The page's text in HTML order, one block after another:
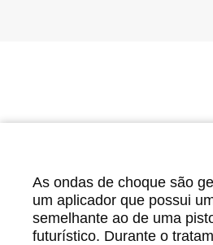
As ondas de choque são
um aplicador que possui
semelhante ao de uma
futurístico. Durante o